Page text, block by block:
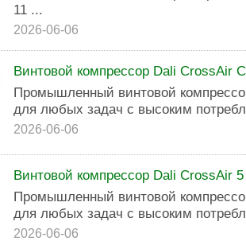
11 ...
2026-06-06
Винтовой компрессор Dali CrossAir
Промышленный винтовой
для любых задач с высоким
2026-06-06
Винтовой компрессор Dali CrossAir
Промышленный винтовой
для любых задач с высоким
2026-06-06